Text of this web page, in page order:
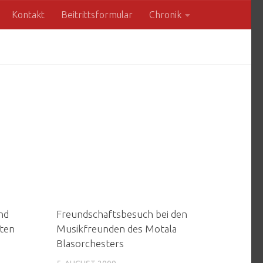
Kontakt Beitrittsformular Chronik
Freundschaftsbesuch bei den
Musikfreunden des Motala
Blasorchesters